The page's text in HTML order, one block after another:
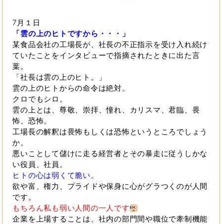
7月１日
「雲の上のヒトですから・・・」
某食品会社の工場長が、社長の不正指示を受け入れ続け
ていたことをインタビューで指摘されたときに出た言
葉。
「社長は雲の上のヒト。」
雲の上のヒトからの命令は絶対。
クロでもシロ。
雲の上とは、尊敬、崇拝、憧れ、カリスマ、君臨、畏
怖、恐怖。
工場長の解釈は畏怖もしくは恐怖というところでしょう
か。
悪いことして儲けに走る経営者とその暴走に従うしかな
い役員、社員。
ヒトの心は弱くて脆い。
欲や富、権力、プライドや保身に心がグラつくのが人間
です。
もちろん私も弱い人間の一人です
企業を上場することは、社内の部門間や職位で牽制機能